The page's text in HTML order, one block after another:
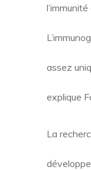
assez
explique
La